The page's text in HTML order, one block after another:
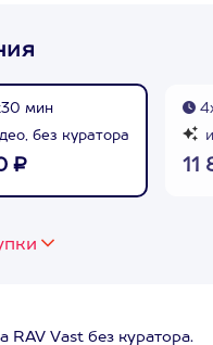
мин
без куратора
₽ 11
RAV Vast без куратора.